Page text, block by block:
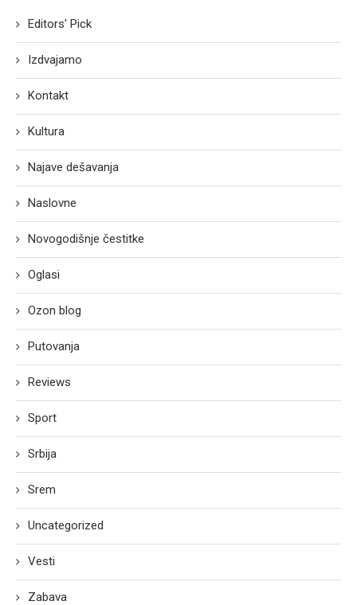
Editors' Pick
Izdvajamo
Kontakt
Kultura
Najave dešavanja
Naslovne
Novogodišnje čestitke
Oglasi
Ozon blog
Putovanja
Reviews
Sport
Srbija
Srem
Uncategorized
Vesti
Zabava